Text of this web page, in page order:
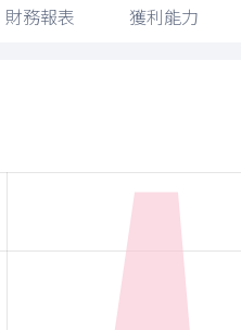
財務報表 獲利能力